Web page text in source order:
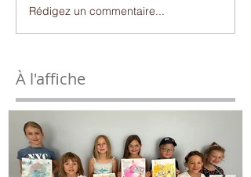
Rédigez un commentaire...
À l'affiche